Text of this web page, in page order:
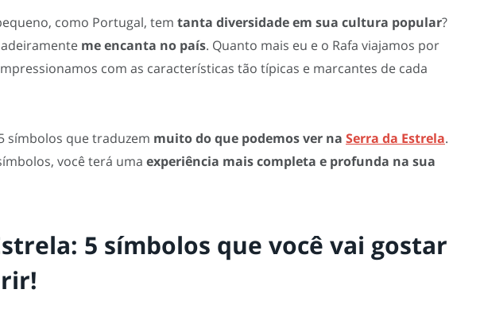
como Portugal, tem tanta diversidade em sua cultura popular?
me encanta no país. Quanto mais eu e o Rafa viajamos por
com as características tão típicas e marcantes de cada
símbolos que traduzem muito do que podemos ver na Serra da Estrela.
você terá uma experiência mais completa e profunda na sua
5 símbolos que você vai gostar